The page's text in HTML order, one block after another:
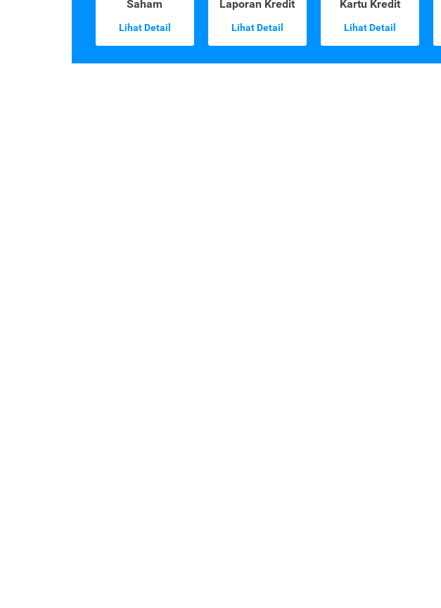
Saham
Lihat Detail
Laporan Kredit
Lihat Detail
Kartu Kredit
Lihat Detail